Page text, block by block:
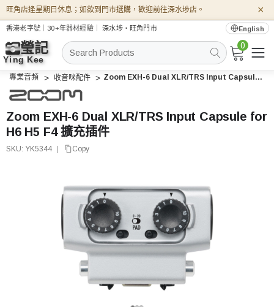
旺角店逢星期日休息；如欲到門市選購，歡迎前往深水埗店。 ×
香港老字號｜30+年器材經驗｜深水埗・旺角門市 English
搜
索
0
專業音頻 收音咪配件 Zoom EXH-6 Dual XLR/TRS Input Capsule for H6 H5 F4 擴充插件
Zoom EXH-6 Dual XLR/TRS Input Capsule for
H6 H5 F4 擴充插件
SKU: YK5344 Copy